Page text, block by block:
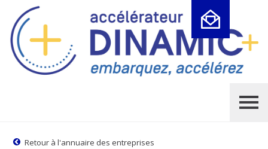
Retour à l'annuaire des entreprises
Cookies management panel